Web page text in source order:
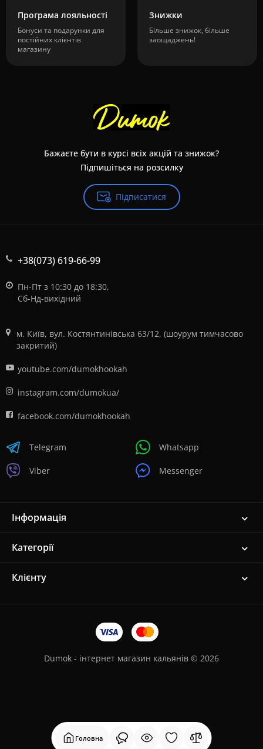
Головна
Програма лояльності
Бонуси та подарунки для
постійних клієнтів
магазину
Знижки
Більше знижок, більше
заощаджень!
Бажаєте бути в курсі всіх акцій та знижок?
Підпишіться на розсилку
Підписатися
+38(073) 619-66-99
Пн-Пт з 10:30 до 18:30,
Сб-Нд-вихідний
м. Київ, вул. Костянтинівська 63/12, (шоурум тимчасово
закритий)
youtube.com/dumokhookah
instagram.com/dumokua/
facebook.com/dumokhookah
Telegram
Viber
Whatsapp
Messenger
Інформація
Категорії
Клієнту
Dumok - інтернет магазин кальянів © 2026